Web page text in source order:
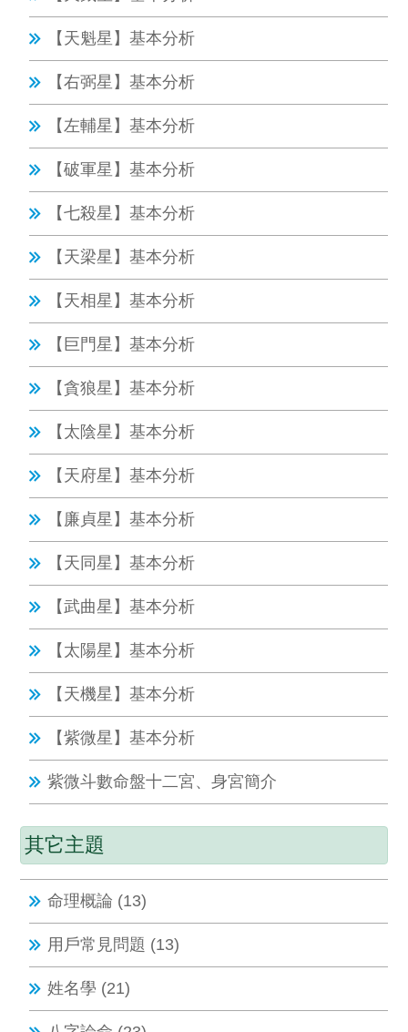
【天魁星】基本分析
【右弼星】基本分析
【左輔星】基本分析
【破軍星】基本分析
【七殺星】基本分析
【天梁星】基本分析
【天相星】基本分析
【巨門星】基本分析
【貪狼星】基本分析
【太陰星】基本分析
【天府星】基本分析
【廉貞星】基本分析
【天同星】基本分析
【武曲星】基本分析
【太陽星】基本分析
【天機星】基本分析
【紫微星】基本分析
紫微斗數命盤十二宮、身宮簡介
其它主題
命理概論 (13)
用戶常見問題 (13)
姓名學 (21)